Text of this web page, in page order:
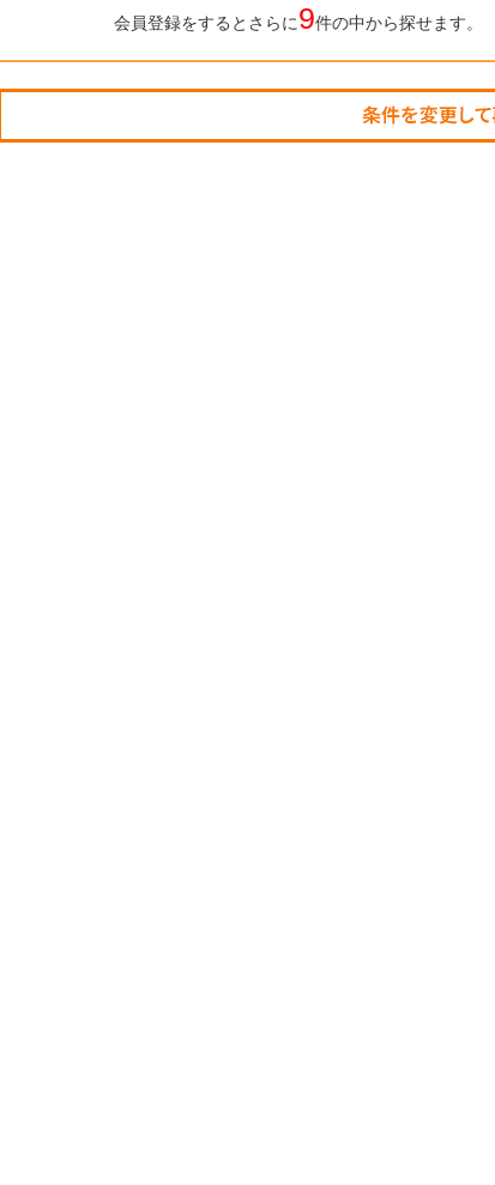
会員登録をするとさらに9件の中から探せます。